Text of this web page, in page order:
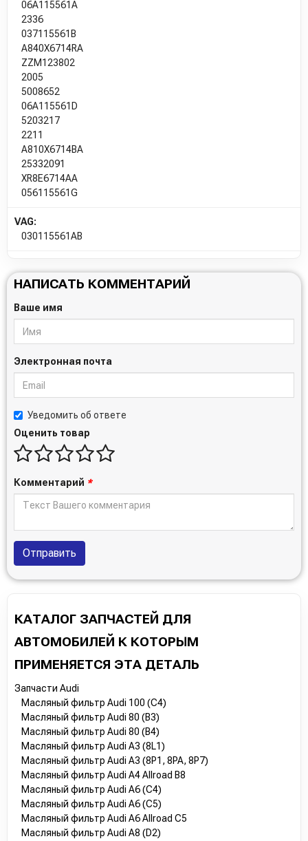
06A115561A
2336
037115561B
A840X6714RA
ZZM123802
2005
5008652
06A115561D
5203217
2211
A810X6714BA
25332091
XR8E6714AA
056115561G
VAG:
030115561AB
НАПИСАТЬ КОММЕНТАРИЙ
Ваше имя
Электронная почта
Уведомить об ответе
Оценить товар
Комментарий *
Отправить
КАТАЛОГ ЗАПЧАСТЕЙ ДЛЯ
АВТОМОБИЛЕЙ К КОТОРЫМ
ПРИМЕНЯЕТСЯ ЭТА ДЕТАЛЬ
Запчасти Audi
Масляный фильтр Audi 100 (C4)
Масляный фильтр Audi 80 (B3)
Масляный фильтр Audi 80 (B4)
Масляный фильтр Audi A3 (8L1)
Масляный фильтр Audi A3 (8P1, 8PA, 8P7)
Масляный фильтр Audi A4 Allroad B8
Масляный фильтр Audi A6 (C4)
Масляный фильтр Audi A6 (C5)
Масляный фильтр Audi A6 Allroad C5
Масляный фильтр Audi A8 (D2)